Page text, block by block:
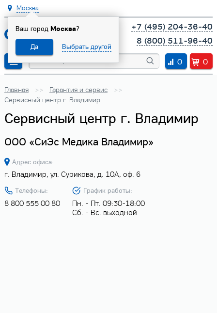
Москва
Ваш город Москва?
Да Выбрать другой
+7 (495) 204-36-40
8 (800) 511-96-40
0
0
Главная
Гарантия и сервис
Сервисный центр г. Владимир
Сервисный центр г. Владимир
ООО «СиЭс Медика Владимир»
Адрес офиса:
г. Владимир, ул. Сурикова, д. 10А, оф. 6
Телефоны:
8 800 555 00 80
График работы:
Пн. - Пт. 09:30-18:00
Сб. - Вс. выходной